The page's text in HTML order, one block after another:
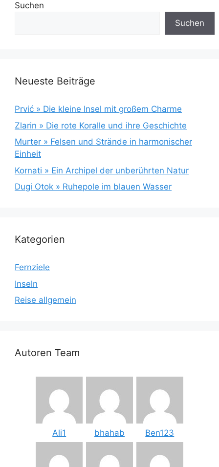
Suchen
Suchen
Neueste Beiträge
Prvić » Die kleine Insel mit großem Charme
Zlarin » Die rote Koralle und ihre Geschichte
Murter » Felsen und Strände in harmonischer
Einheit
Kornati » Ein Archipel der unberührten Natur
Dugi Otok » Ruhepole im blauen Wasser
Kategorien
Fernziele
Inseln
Reise allgemein
Autoren Team
Ali1 bhahab Ben123